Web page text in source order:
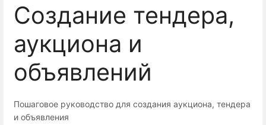
Создание тендера,
аукциона и
объявлений
Пошаговое руководство для создания аукциона, тендера
и объявления